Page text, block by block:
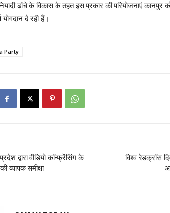
ढांचे के विकास के तहत इस प्रकार की परियोजनाएं
योगदान दे रही हैं।
Party
द्वारा वीडियो कॉन्फ्रेंसिंग के
व्यापक समीक्षा
विश्व रेडक्रॉस